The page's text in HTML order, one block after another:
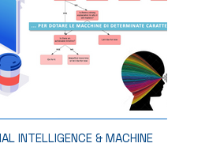
INTELLIGENCE & MACHINE